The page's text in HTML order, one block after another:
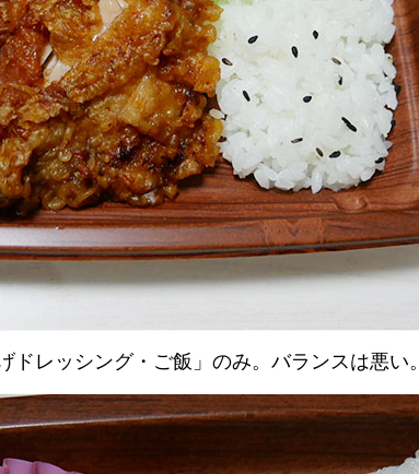
ドレッシング・ご飯」のみ。バランスは悪い。